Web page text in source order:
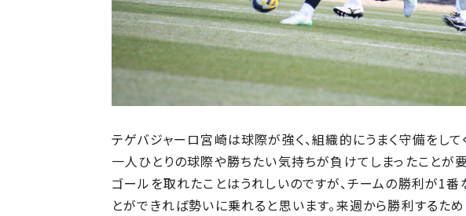
テゲバジャーロ宮崎は球際が強く、組織的にうまく守備をし
一人ひとりの球際や勝ちたい気持ちが負けてしまったことが
ゴールを取れたことはうれしいのですが、チームの勝利が1番
とができれば勢いに乗れると思います。来週から勝利するため